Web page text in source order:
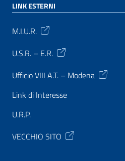
LINK ESTERNI
M.I.U.R.
U.S.R. – E.R.
Ufficio VIII A.T. – Modena
Link di Interesse
U.R.P.
VECCHIO SITO